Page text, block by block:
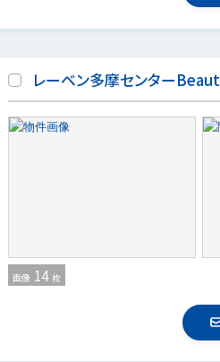
レーベン多摩センターBeaut
画像 14 枚